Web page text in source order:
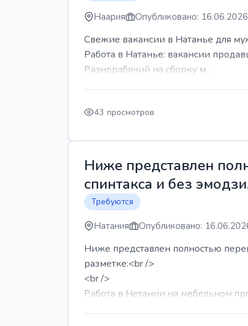
Наария Опубликовано: 16.06.2026
Свежие вакансии в Натанье для
Работа в Натанье: вакансии
Разнорабочий на сборку м...
43 просмотров
Ниже представлен
спинтакса и без
Требуются
Натания Опубликовано:
Ниже представлен полностью
разметке:<br />
<br />
Работа в Нетании на мебельном